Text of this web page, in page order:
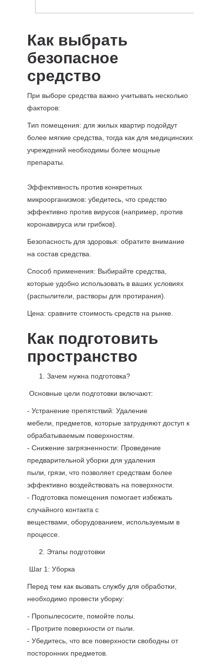
Как выбрать
безопасное
средство
При выборе средства важно учитывать несколько
факторов:
Тип помещения: для жилых квартир подойдут
более мягкие средства, тогда как для медицинских
учреждений необходимы более мощные
препараты.
Эффективность против конкретных
микроорганизмов: убедитесь, что средство
эффективно против вирусов (например, против
коронавируса или грибков).
Безопасность для здоровья: обратите внимание
на состав средства.
Способ применения: Выбирайте средства,
которые удобно использовать в ваших условиях
(распылители, растворы для протирания).
Цена: сравните стоимость средств на рынке.
Как подготовить
пространство
Зачем нужна подготовка?
Основные цели подготовки включают:
- Устранение препятствий: Удаление
мебели, предметов, которые затрудняют доступ к
обрабатываемым поверхностям.
- Снижение загрязненности: Проведение
предварительной уборки для удаления
пыли, грязи, что позволяет средствам более
эффективно воздействовать на поверхности.
- Подготовка помещения помогает избежать
случайного контакта с
веществами, оборудованием, используемым в
процессе.
Этапы подготовки
Шаг 1: Уборка
Перед тем как вызвать службу для обработки,
необходимо провести уборку:
- Пропылесосите, помойте полы.
- Протрите поверхности от пыли.
- Убедитесь, что все поверхности свободны от
посторонних предметов.